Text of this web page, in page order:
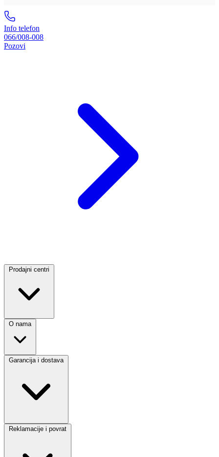
Info telefon
066/008-008
Pozovi
Prodajni centri
O nama
Garancija i dostava
Reklamacije i povrat